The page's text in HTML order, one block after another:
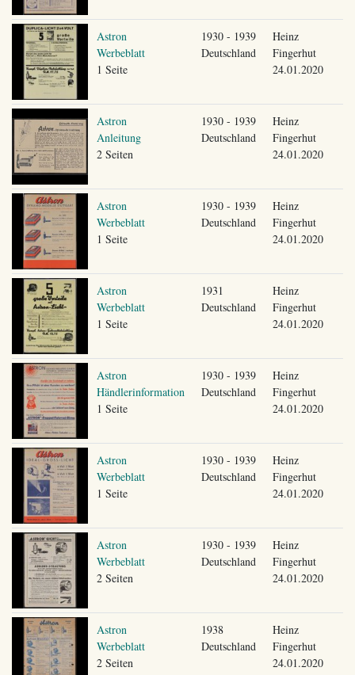
Astron
Werbeblatt
1 Seite
1930 - 1939
Deutschland
Heinz
Fingerhut
24.01.2020
Astron
Anleitung
2 Seiten
1930 - 1939
Deutschland
Heinz
Fingerhut
24.01.2020
Astron
Werbeblatt
1 Seite
1930 - 1939
Deutschland
Heinz
Fingerhut
24.01.2020
Astron
Werbeblatt
1 Seite
1931
Deutschland
Heinz
Fingerhut
24.01.2020
Astron
Händlerinformation
1 Seite
1930 - 1939
Deutschland
Heinz
Fingerhut
24.01.2020
Astron
Werbeblatt
1 Seite
1930 - 1939
Deutschland
Heinz
Fingerhut
24.01.2020
Astron
Werbeblatt
2 Seiten
1930 - 1939
Deutschland
Heinz
Fingerhut
24.01.2020
Astron
Werbeblatt
2 Seiten
1938
Deutschland
Heinz
Fingerhut
24.01.2020